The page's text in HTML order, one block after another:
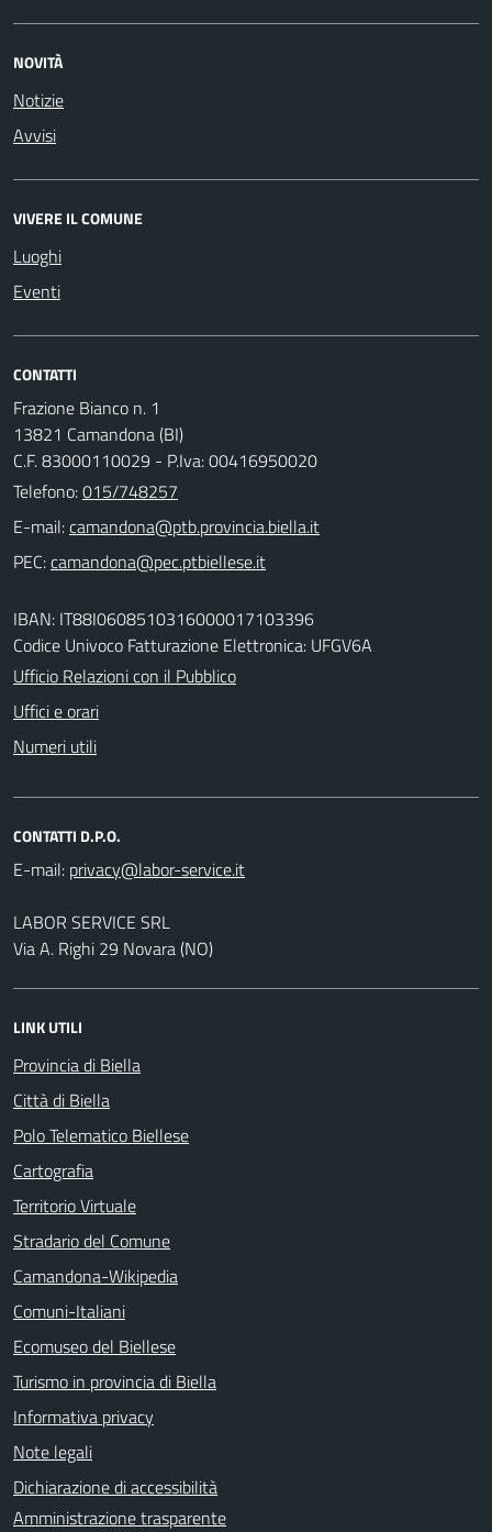
NOVITÀ
Notizie
Avvisi
VIVERE IL COMUNE
Luoghi
Eventi
CONTATTI
Frazione Bianco n. 1
13821 Camandona (BI)
C.F. 83000110029 - P.Iva: 00416950020
Telefono:015/748257
E-mail:
PEC:
IBAN: IT88I0608510316000017103396
Codice Univoco Fatturazione Elettronica: UFGV6A
Ufficio Relazioni con il Pubblico
Uffici e orari
Numeri utili
CONTATTI D.P.O.
E-mail:
LABOR SERVICE SRL
Via A. Righi 29 Novara (NO)
LINK UTILI
Provincia di Biella
Città di Biella
Polo Telematico Biellese
Cartografia
Territorio Virtuale
Stradario del Comune
Camandona-Wikipedia
Comuni-Italiani
Ecomuseo del Biellese
Turismo in provincia di Biella
Informativa privacy
Note legali
Dichiarazione di accessibilità
Amministrazione trasparente